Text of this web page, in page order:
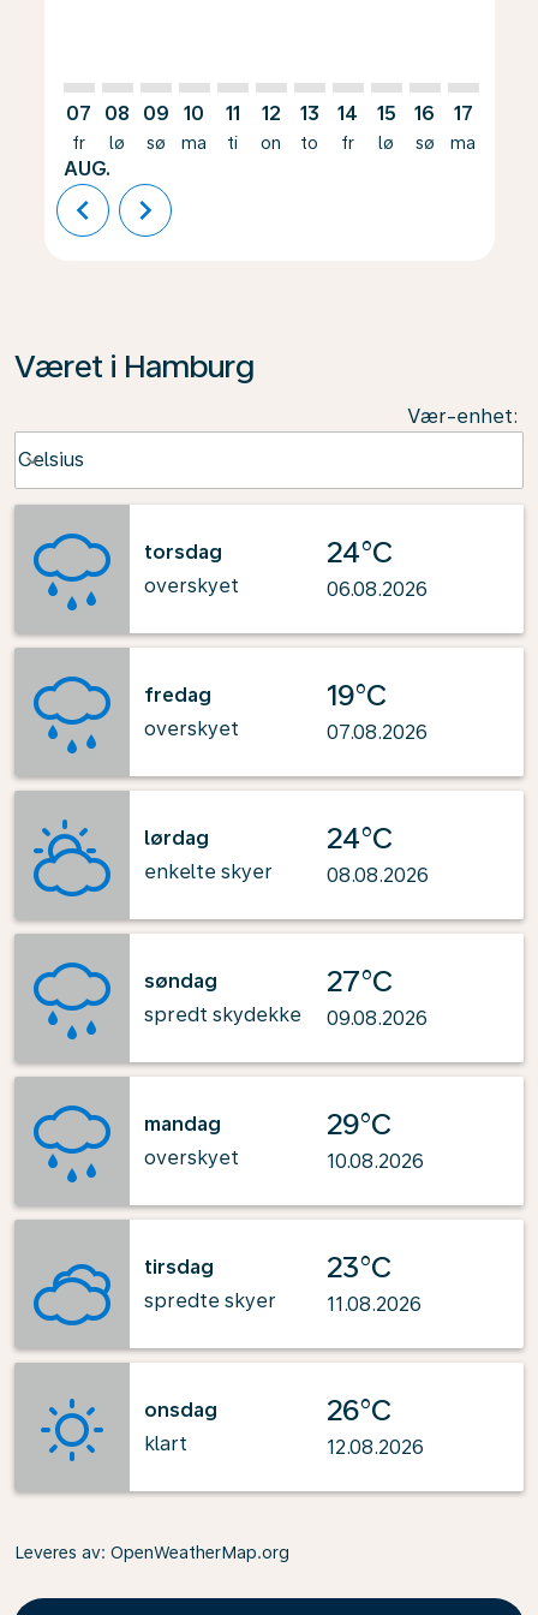
07
fr
AUG.
08
lø
09
sø
10
ma
11
ti
12
on
13
to
14
fr
15
lø
16
sø
17
ma
chevron_left chevron_right
Været i Hamburg
Vær-enhet:
Celsius
keyboard_arrow_down
torsdag
overskyet
24°C
06.08.2026
fredag
overskyet
19°C
07.08.2026
lørdag
enkelte skyer
24°C
08.08.2026
søndag
spredt skydekke
27°C
09.08.2026
mandag
overskyet
29°C
10.08.2026
tirsdag
spredte skyer
23°C
11.08.2026
onsdag
klart
26°C
12.08.2026
Leveres av: OpenWeatherMap.org